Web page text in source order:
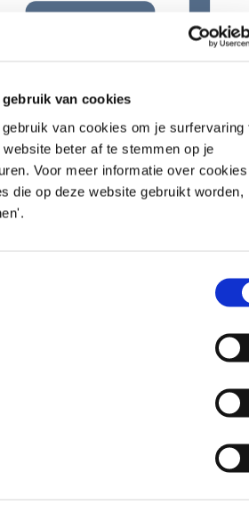
van cookies
van cookies om je surfervaring
beter af te stemmen op je
Voor meer informatie over cookies
die op deze website gebruikt worden,